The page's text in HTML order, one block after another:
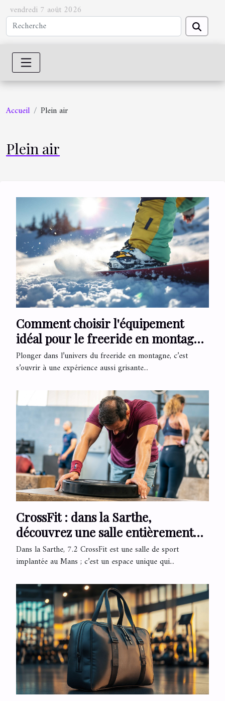
vendredi 7 août 2026
Accueil Plein air
Plein air
Comment choisir l'équipement
idéal pour le freeride en montagne
?
Plonger dans l’univers du freeride en montagne, c’est
s’ouvrir à une expérience aussi grisante...
CrossFit : dans la Sarthe,
découvrez une salle entièrement
dédiée à ce sport !
Dans la Sarthe, 7.2 CrossFit est une salle de sport
implantée au Mans ; c’est un espace unique qui...